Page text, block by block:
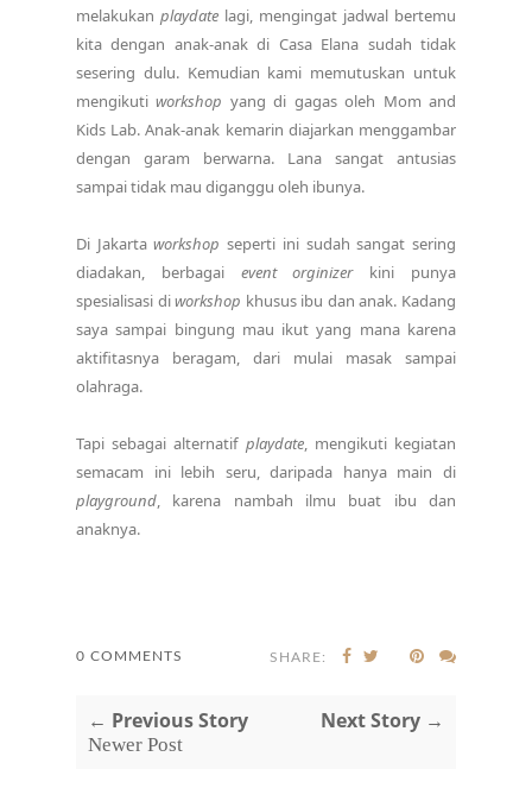
melakukan playdate lagi, mengingat jadwal bertemu
kita dengan anak-anak di Casa Elana sudah tidak
sesering dulu. Kemudian kami memutuskan untuk
mengikutiworkshop yang di gagas oleh Mom and
Kids Lab. Anak-anak kemarin diajarkan menggambar
dengan garam berwarna. Lana sangat antusias
sampai tidak mau diganggu oleh ibunya.
Di Jakartaworkshop seperti ini sudah sangat sering
diadakan, berbagai event orginizerkini punya
spesialisasi diworkshop khusus ibu dan anak. Kadang
saya sampai bingung mau ikut yang mana karena
aktifitasnya beragam, dari mulai masak sampai
olahraga.
Tapi sebagai alternatif playdate, mengikuti kegiatan
semacam ini lebih seru, daripada hanya main di
playground, karena nambah ilmu buat ibu dan
anaknya.
0 COMMENTS SHARE:
← Previous Story
Newer Post
Next Story →